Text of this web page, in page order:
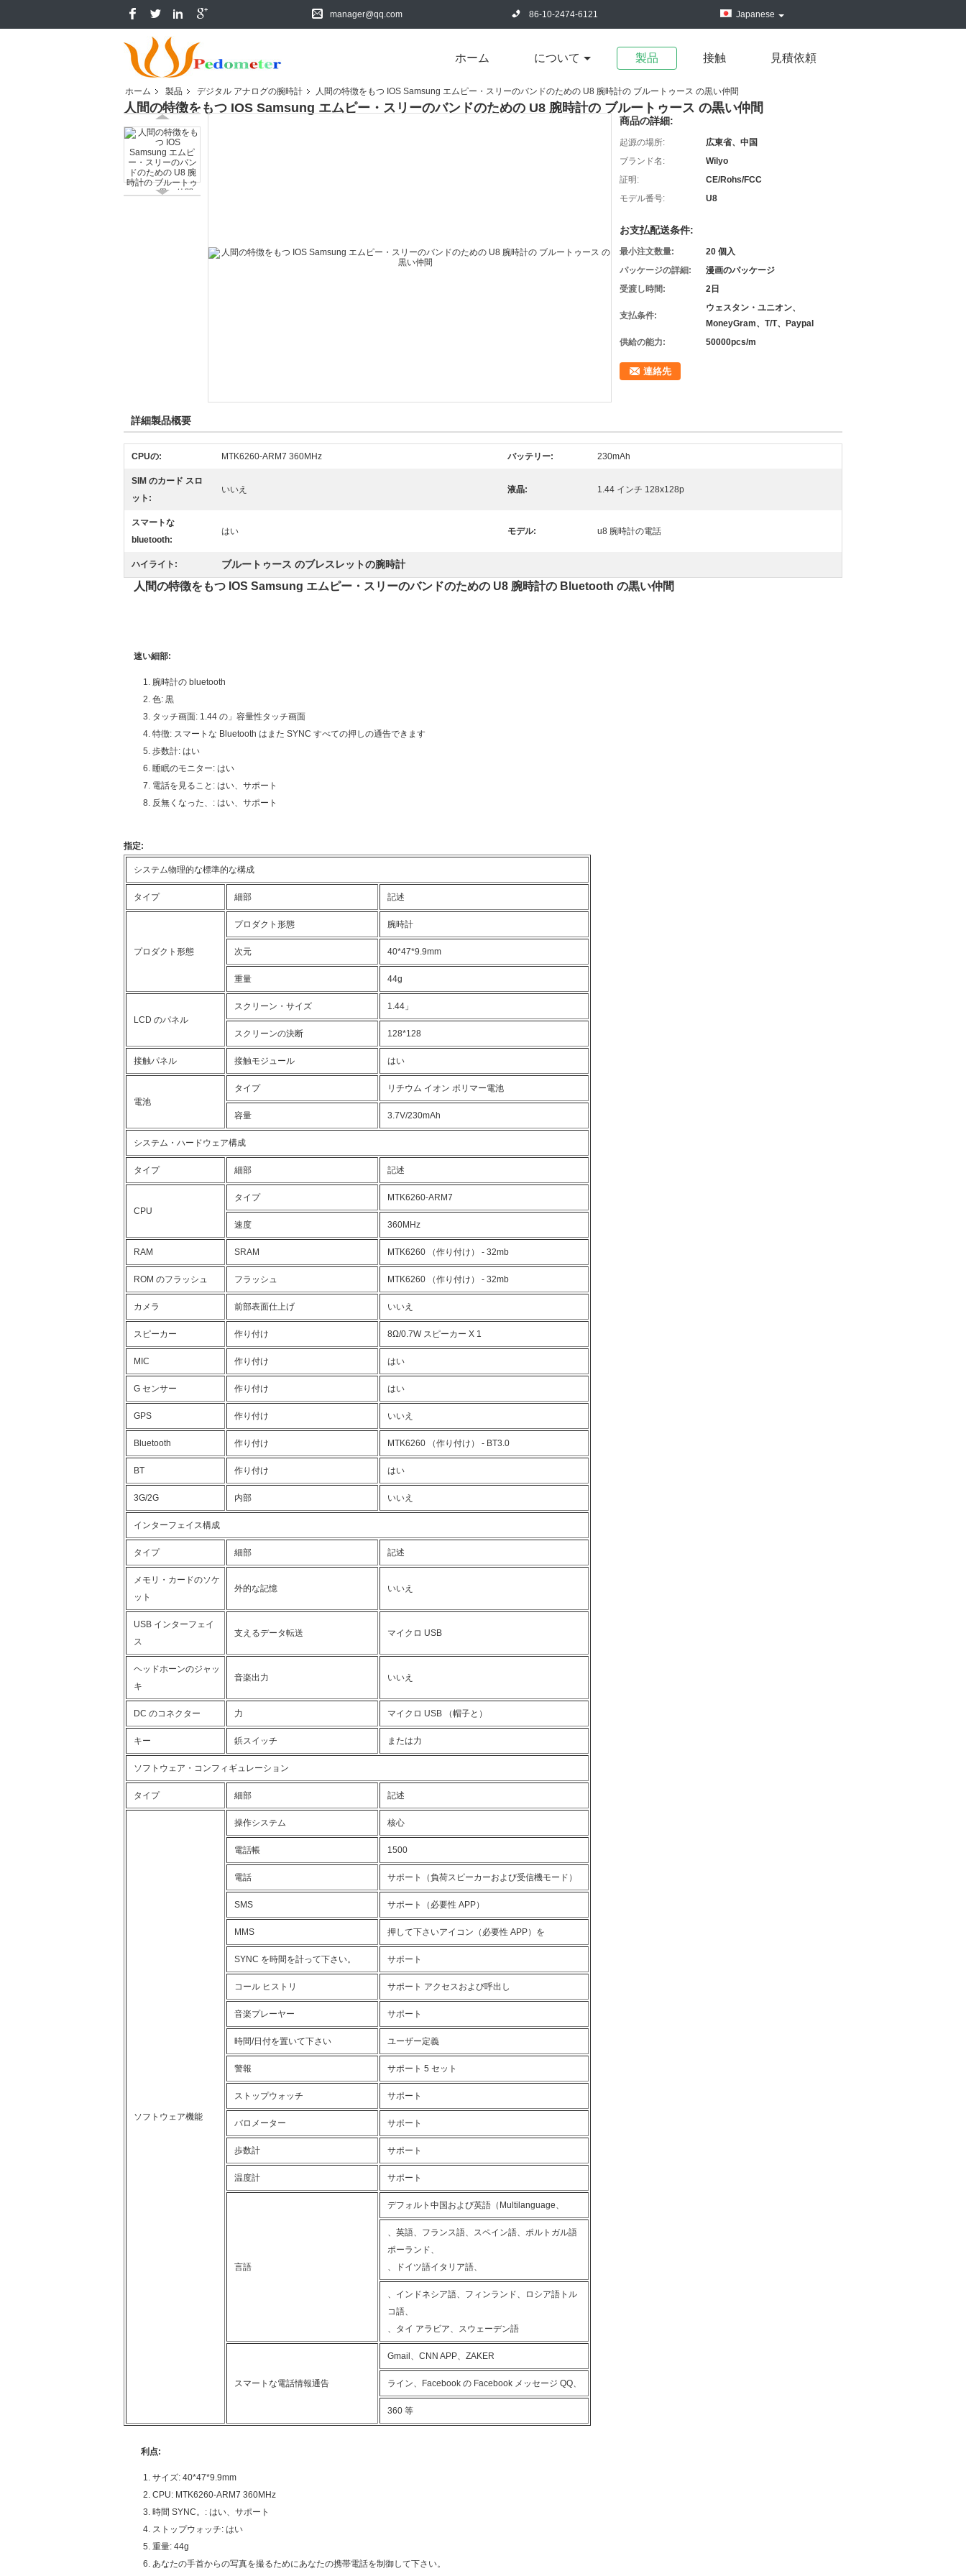
manager@qq.com 86-10-2474-6121 Japanese
ホーム について 製品 接触 見積依頼
ホーム 製品 デジタル アナログの腕時計 人間の特徴をもつ IOS Samsung エムピー・スリーのバンドのための U8 腕時計の ブルートゥース の黒い仲間
人間の特徴をもつ IOS Samsung エムピー・スリーのバンドのための U8 腕時計の ブルートゥース の黒い仲間
商品の詳細:
起源の場所:
広東省、中国
ブランド名:
Wilyo
証明:
CE/Rohs/FCC
モデル番号:
U8
お支払配送条件:
最小注文数量:
20 個入
パッケージの詳細:
漫画のパッケージ
受渡し時間:
2日
支払条件:
ウェスタン・ユニオン、
MoneyGram、T/T、Paypal
供給の能力:
50000pcs/m
連絡先
詳細製品概要
CPUの: MTK6260-ARM7 360MHz バッテリー: 230mAh
SIM のカード スロ
ット:
いいえ 液晶: 1.44 インチ 128x128p
スマートな
bluetooth:
はい モデル: u8 腕時計の電話
ハイライト: ブルートゥース のブレスレットの腕時計
人間の特徴をもつ IOS Samsung エムピー・スリーのバンドのための U8 腕時計の Bluetooth の黒い仲間
速い細部:
腕時計の bluetooth
色: 黒
タッチ画面: 1.44 の」容量性タッチ画面
特徴: スマートな Bluetooth はまた SYNC すべての押しの通告できます
歩数計: はい
睡眠のモニター: はい
電話を見ること: はい、サポート
反無くなった、: はい、サポート
指定:
システム物理的な標準的な構成
タイプ 細部 記述
プロダクト形態
プロダクト形態 腕時計
次元 40*47*9.9mm
重量 44g
LCD のパネル
スクリーン・サイズ 1.44」
スクリーンの決断 128*128
接触パネル 接触モジュール はい
電池
タイプ リチウム イオン ポリマー電池
容量 3.7V/230mAh
システム・ハードウェア構成
タイプ 細部 記述
CPU
タイプ MTK6260-ARM7
速度 360MHz
RAM SRAM MTK6260 （作り付け） - 32mb
ROM のフラッシュ フラッシュ MTK6260 （作り付け） - 32mb
カメラ 前部表面仕上げ いいえ
スピーカー 作り付け 8Ω/0.7W スピーカー X 1
MIC 作り付け はい
G センサー 作り付け はい
GPS 作り付け いいえ
Bluetooth 作り付け MTK6260 （作り付け） - BT3.0
BT 作り付け はい
3G/2G 内部 いいえ
インターフェイス構成
タイプ 細部 記述
メモリ・カードのソケ
ット
外的な記憶 いいえ
USB インターフェイ
ス
支えるデータ転送 マイクロ USB
ヘッドホーンのジャッ
キ
音楽出力 いいえ
DC のコネクター 力 マイクロ USB （帽子と）
キー 鋲スイッチ または力
ソフトウェア・コンフィギュレーション
タイプ 細部 記述
ソフトウェア機能
操作システム 核心
電話帳 1500
電話 サポート（負荷スピーカーおよび受信機モード）
SMS サポート（必要性 APP）
MMS 押して下さいアイコン（必要性 APP）を
SYNC を時間を計って下さい。 サポート
コール ヒストリ サポート アクセスおよび呼出し
音楽プレーヤー サポート
時間/日付を置いて下さい ユーザー定義
警報 サポート 5 セット
ストップウォッチ サポート
バロメーター サポート
歩数計 サポート
温度計 サポート
言語
デフォルト中国および英語（Multilanguage、
、英語、フランス語、スペイン語、ポルトガル語
ポーランド、
、ドイツ語イタリア語、
、インドネシア語、フィンランド、ロシア語トル
コ語、
、タイ アラビア、スウェーデン語
スマートな電話情報通告
Gmail、CNN APP、ZAKER
ライン、Facebook の Facebook メッセージ QQ、
360 等
利点:
サイズ: 40*47*9.9mm
CPU: MTK6260-ARM7 360MHz
時間 SYNC。: はい、サポート
ストップウォッチ: はい
重量: 44g
あなたの手首からの写真を撮るためにあなたの携帯電話を制御して下さい。